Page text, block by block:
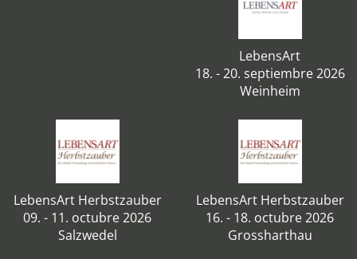
LebensArt
18. - 20. septiembre 2026
Weinheim
LebensArt Herbstzauber
09. - 11. octubre 2026
Salzwedel
LebensArt Herbstzauber
16. - 18. octubre 2026
Grossharthau